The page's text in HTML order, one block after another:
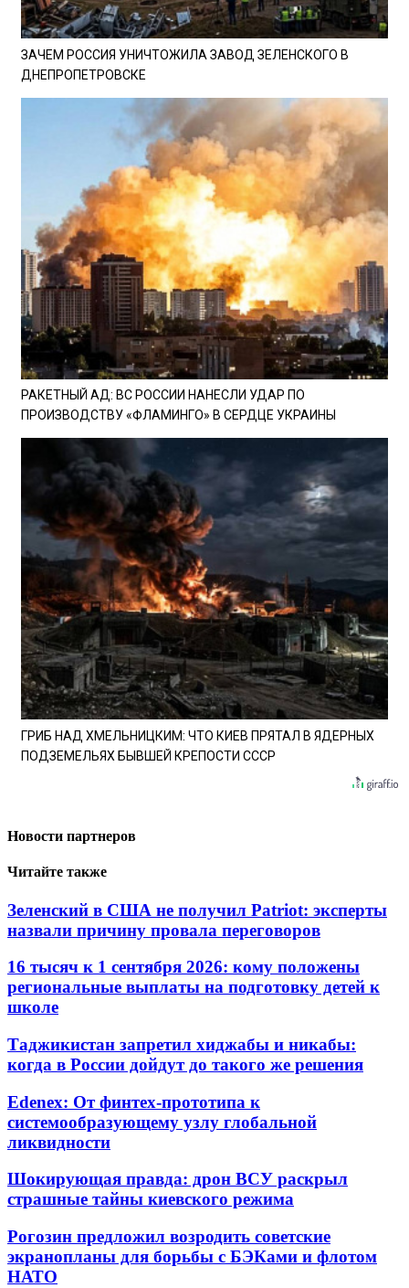
ЗАЧЕМ РОССИЯ УНИЧТОЖИЛА ЗАВОД ЗЕЛЕНСКОГО В
ДНЕПРОПЕТРОВСКЕ
РАКЕТНЫЙ АД: ВС РОССИИ НАНЕСЛИ УДАР ПО
ПРОИЗВОДСТВУ «ФЛАМИНГО» В СЕРДЦЕ УКРАИНЫ
ГРИБ НАД ХМЕЛЬНИЦКИМ: ЧТО КИЕВ ПРЯТАЛ В ЯДЕРНЫХ
ПОДЗЕМЕЛЬЯХ БЫВШЕЙ КРЕПОСТИ СССР
Новости партнеров
Читайте также
Зеленский в США не получил Patriot: эксперты
назвали причину провала переговоров
16 тысяч к 1 сентября 2026: кому положены
региональные выплаты на подготовку детей к
школе
Таджикистан запретил хиджабы и никабы:
когда в России дойдут до такого же решения
Edenex: От финтех-прототипа к
системообразующему узлу глобальной
ликвидности
Шокирующая правда: дрон ВСУ раскрыл
страшные тайны киевского режима
Рогозин предложил возродить советские
экранопланы для борьбы с БЭКами и флотом
НАТО